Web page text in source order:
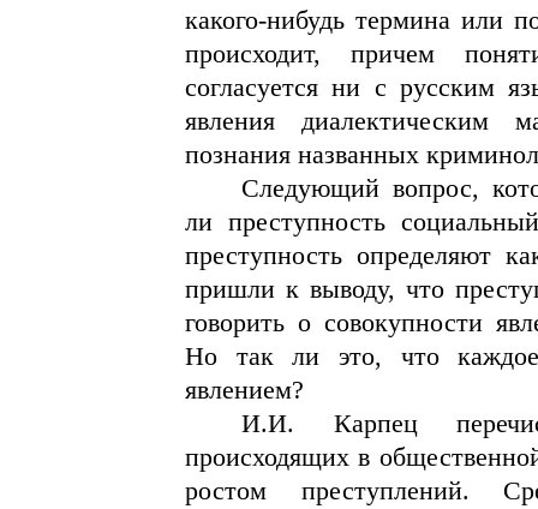
какого-нибудь термина или
происходит, причем
согласуется ни с русским
явления диалектическим
познания названных
Следующий вопрос,
ли преступность
преступность определяют
пришли к выводу, что
говорить о совокупности
Но так ли это, что каждое
явлением?
И.И. Карпец
происходящих в
ростом преступлений.